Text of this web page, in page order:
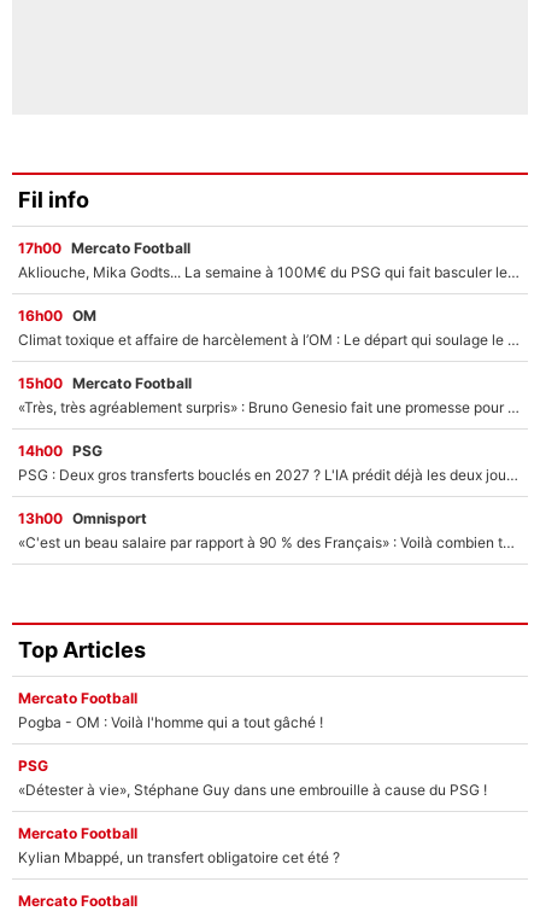
Fil info
17h00 Mercato Football
Akliouche, Mika Godts... La semaine à 100M€ du PSG qui fait basculer le mercato du PSG !
16h00 OM
Climat toxique et affaire de harcèlement à l’OM : Le départ qui soulage le vestiaire de Bruno Genesio
15h00 Mercato Football
«Très, très agréablement surpris» : Bruno Genesio fait une promesse pour la suite du mercato de l’OM et rassure les supporters
14h00 PSG
PSG : Deux gros transferts bouclés en 2027 ? L'IA prédit déjà les deux joueurs qui pourraient rejoindre Luis Enrique !
13h00 Omnisport
«C'est un beau salaire par rapport à 90 % des Français» : Voilà combien touchait Nelson Monfort sur France Télévisions avant de rejoindre CNews
Top Articles
Mercato Football
Pogba - OM : Voilà l'homme qui a tout gâché !
PSG
«Détester à vie», Stéphane Guy dans une embrouille à cause du PSG !
Mercato Football
Kylian Mbappé, un transfert obligatoire cet été ?
Mercato Football